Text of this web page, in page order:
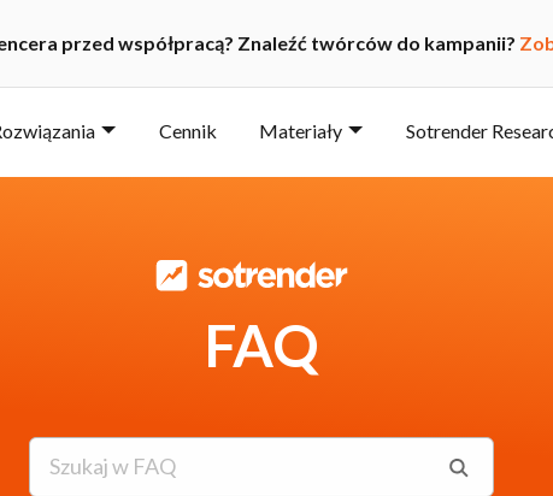
przed współpracą? Znaleźć twórców do kampanii?
Cennik Materiały Sotrender
FAQ